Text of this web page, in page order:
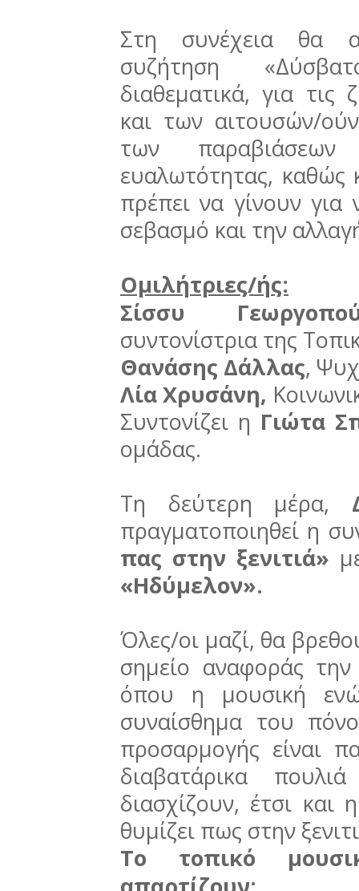
Στη συνέχεια θα
συζήτηση
διαθεματικά, για
και των αιτουσών/
των
ευαλωτότητας,
πρέπει να γίνουν
σεβασμό και την
Ομιλήτριες/ής:
Σίσσυ
συντονίστρια της
Θανάσης Δάλλας,
Λία Χρυσάνη,
Συντονίζει η Γιώτα
ομάδας.​
Τη δεύτερη μέρα,
πραγματοποιηθεί η
πας στην ξενιτιά»
«Ηδύμελον».
Όλες/οι μαζί, θα
σημείο αναφοράς
όπου η μουσική
συναίσθημα του
προσαρμογής είναι
διαβατάρικα
διασχίζουν, έτσι και
θυμίζει πως στην
Το τοπικό